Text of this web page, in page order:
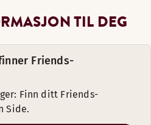
TIL DEG
Friends-
Finn ditt Friends-
Side.